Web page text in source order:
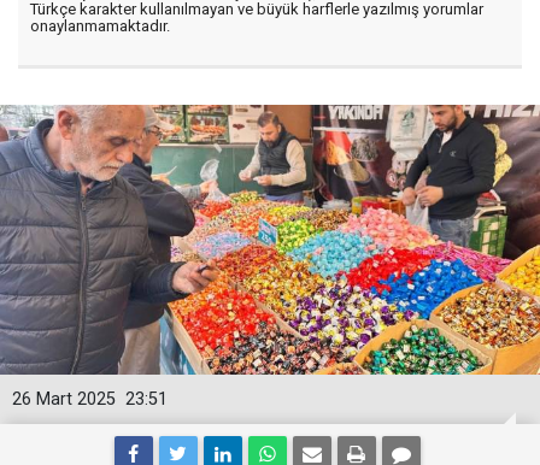
Türkçe karakter kullanılmayan ve büyük harflerle yazılmış yorumlar
onaylanmamaktadır.
23:51
26 Mart 2025